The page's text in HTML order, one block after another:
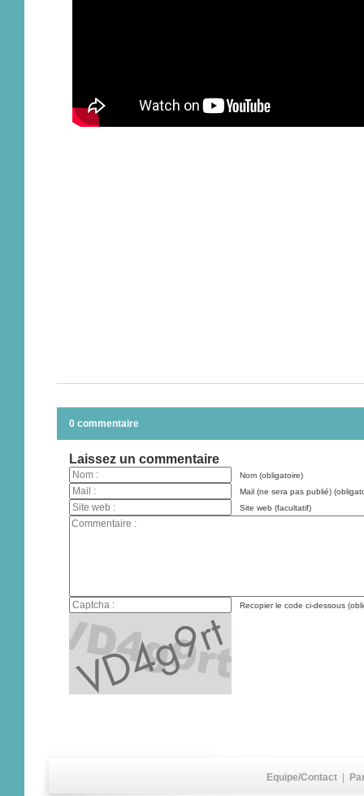
0 commentaire
Laissez un commentaire
Nom (obligatoire)
Mail (ne sera pas publié)
Site web (facultatif)
Recopier le code ci-dessous
Equipe/Contact